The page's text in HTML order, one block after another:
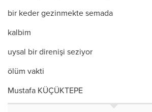
bir keder gezinmekte semada
kalbim
uysal bir direnişi seziyor
ölüm vakti
Mustafa KÜÇÜKTEPE